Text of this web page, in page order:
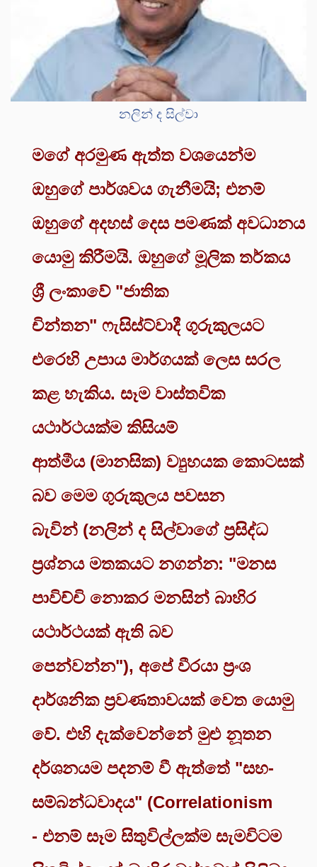
නලින් ද සිල්වා
මගේ අරමුණ ඇත්ත වශයෙන්ම
ඔහුගේ පාර්ශවය ගැනීමයි; එනම්
ඔහුගේ අදහස් දෙස පමණක් අවධානය
යොමු කිරීමයි. ඔහුගේ මූලික තර්කය
ශ්‍රී ලංකාවේ "ජාතික
චින්තන" ෆැසිස්ට්වාදී ගුරුකුලයට
එරෙහි උපාය මාර්ගයක් ලෙස සරල
කළ හැකිය. සෑම වාස්තවික
යථාර්ථයක්ම කිසියම්
ආත්මීය (මානසික) ව්‍යුහයක කොටසක්
බව මෙම ගුරුකුලය පවසන
බැවින් (නලින් ද සිල්වාගේ ප්‍රසිද්ධ
ප්‍රශ්නය මතකයට නගන්න: "මනස
පාවිච්චි නොකර මනසින් බාහිර
යථාර්ථයක් ඇති බව
පෙන්වන්න"), අපේ වීරයා ප්‍රංශ
දාර්ශනික ප්‍රවණතාවයක් වෙත යොමු
වේ. එහි දැක්වෙන්නේ මුළු නූතන
දර්ශනයම පදනම් වී ඇත්තේ "සහ-
සම්බන්ධවාදය" (Correlationism
- එනම් සෑම සිතුවිල්ලක්ම සැමවිටම